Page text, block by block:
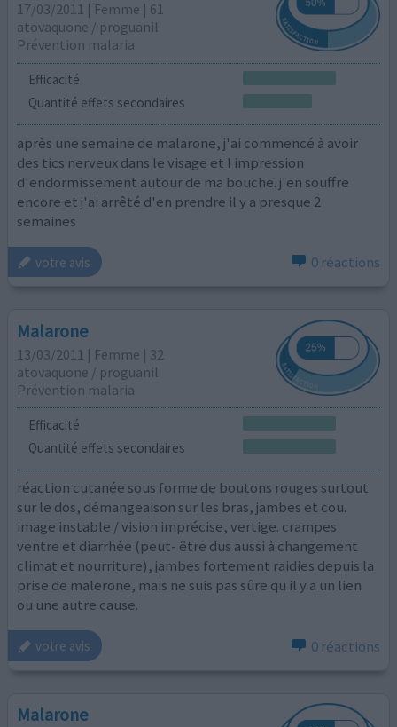
17/03/2011 | Femme | 61
atovaquone / proguanil
Prévention malaria
Efficacité
Quantité effets secondaires
après une semaine de malarone, j'ai commencé à avoir
des tics nerveux dans le visage et l impression
d'endormissement autour de ma bouche. j'en souffre
encore et j'ai arrêté d'en prendre il y a presque 2
semaines
votre avis 0 réactions
Malarone
13/03/2011 | Femme | 32
atovaquone / proguanil
Prévention malaria
Efficacité
Quantité effets secondaires
réaction cutanée sous forme de boutons rouges surtout
sur le dos, démangeaison sur les bras, jambes et cou.
image instable / vision imprécise, vertige. crampes
ventre et diarrhée (peut- être dus aussi à changement
climat et nourriture), jambes fortement raidies depuis la
prise de malerone, mais ne suis pas sûre qu il y a un lien
ou une autre cause.
votre avis 0 réactions
Malarone